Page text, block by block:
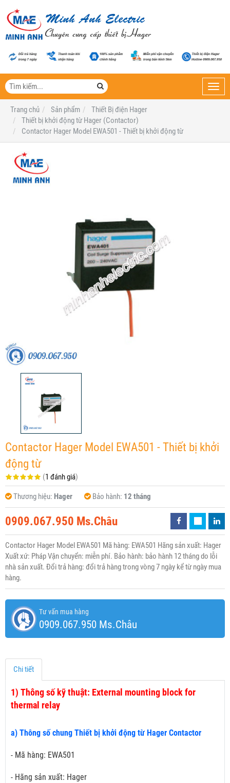
Trang chủ
Sản phẩm
Thiết Bị điện Hager
Thiết bị khởi động từ Hager (Contactor)
Contactor Hager Model EWA501 - Thiết bị khởi động từ
Contactor Hager Model EWA501 - Thiết bị khởi
động từ
(1 đánh giá)
Thương hiệu: Hager Bảo hành: 12 tháng
0909.067.950 Ms.Châu
Contactor Hager Model EWA501 Mã hàng: EWA501 Hãng sản xuất: Hager
Xuất xứ: Pháp Vận chuyển: miễn phí. Bảo hành: bảo hành 12 tháng do lỗi
nhà sản xuất. Đổi trả hàng: đổi trả hàng trong vòng 7 ngày kể từ ngày mua
hàng.
Tư vấn mua hàng
0909.067.950 Ms.Châu
Chi tiết
1) Thông số kỹ thuật: External mounting block for
thermal relay
a) Thông số chung Thiết bị khởi động từ Hager Contactor
- Mã hàng: EWA501
- Hãng sản xuất: Hager